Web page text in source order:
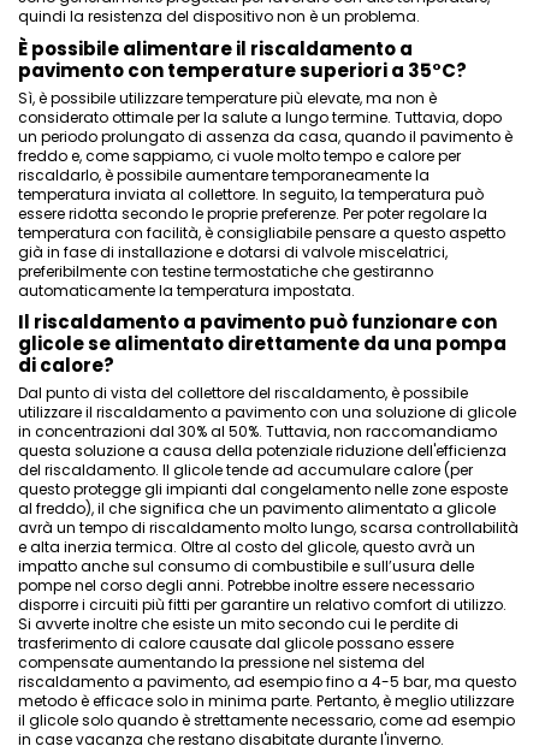
quindi la resistenza del dispositivo non è un problema.
È possibile alimentare il riscaldamento a
pavimento con temperature superiori a 35°C?
Sì, è possibile utilizzare temperature più elevate, ma non è
considerato ottimale per la salute a lungo termine. Tuttavia, dopo
un periodo prolungato di assenza da casa, quando il pavimento è
freddo e, come sappiamo, ci vuole molto tempo e calore per
riscaldarlo, è possibile aumentare temporaneamente la
temperatura inviata al collettore. In seguito, la temperatura può
essere ridotta secondo le proprie preferenze. Per poter regolare la
temperatura con facilità, è consigliabile pensare a questo aspetto
già in fase di installazione e dotarsi di valvole miscelatrici,
preferibilmente con testine termostatiche che gestiranno
automaticamente la temperatura impostata.
Il riscaldamento a pavimento può funzionare con
glicole se alimentato direttamente da una pompa
di calore?
Dal punto di vista del collettore del riscaldamento, è possibile
utilizzare il riscaldamento a pavimento con una soluzione di glicole
in concentrazioni dal 30% al 50%. Tuttavia, non raccomandiamo
questa soluzione a causa della potenziale riduzione dell'efficienza
del riscaldamento. Il glicole tende ad accumulare calore (per
questo protegge gli impianti dal congelamento nelle zone esposte
al freddo), il che significa che un pavimento alimentato a glicole
avrà un tempo di riscaldamento molto lungo, scarsa controllabilità
e alta inerzia termica. Oltre al costo del glicole, questo avrà un
impatto anche sul consumo di combustibile e sull’usura delle
pompe nel corso degli anni. Potrebbe inoltre essere necessario
disporre i circuiti più fitti per garantire un relativo comfort di utilizzo.
Si avverte inoltre che esiste un mito secondo cui le perdite di
trasferimento di calore causate dal glicole possano essere
compensate aumentando la pressione nel sistema del
riscaldamento a pavimento, ad esempio fino a 4-5 bar, ma questo
metodo è efficace solo in minima parte. Pertanto, è meglio utilizzare
il glicole solo quando è strettamente necessario, come ad esempio
in case vacanza che restano disabitate durante l'inverno.